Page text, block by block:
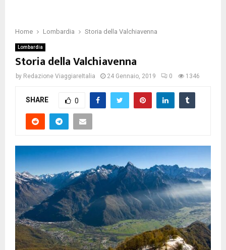
Home Lombardia Storia della Valchiavenna
Lombardia
Storia della Valchiavenna
by Redazione ViaggiareItalia 24 Gennaio, 2019 0 1346
SHARE 0